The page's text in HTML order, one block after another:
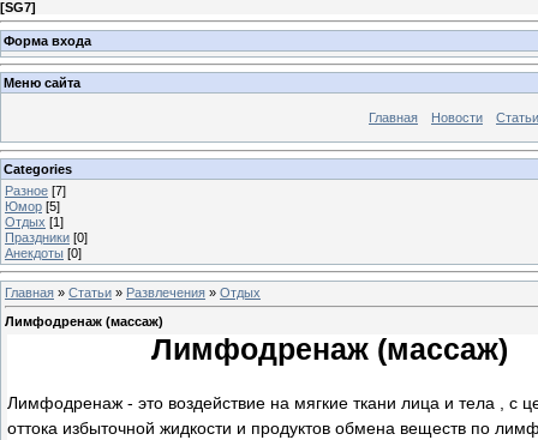
[SG7]
Форма входа
Меню сайта
Главная Новости Статьи
Categories
Разное [7]
Юмор [5]
Отдых [1]
Праздники [0]
Анекдоты [0]
Главная » Статьи » Развлечения » Отдых
Лимфодренаж (массаж)
Лимфодренаж (массаж)
Лимфодренаж - это воздействие на мягкие ткани лица и тела , с
оттока избыточной жидкости и продуктов обмена веществ по